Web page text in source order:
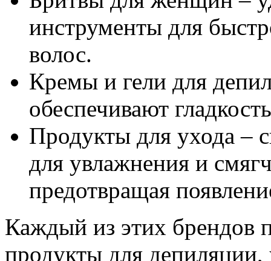
инструменты для
волос.
Кремы и гели для
обеспечивают
Продукты для ухода –
для увлажнения и
предотвращая
Каждый из этих брендов
продукты для